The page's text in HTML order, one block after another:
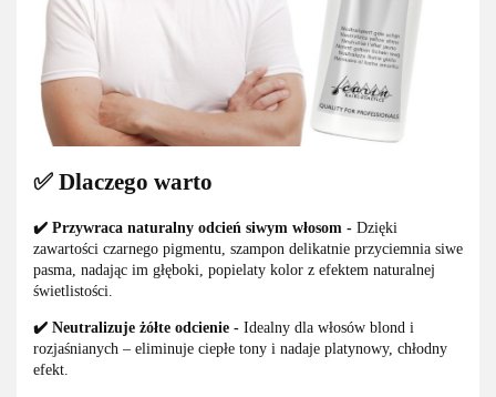
✅ Dlaczego warto
✔️ Przywraca naturalny odcień siwym włosom - Dzięki
zawartości czarnego pigmentu, szampon delikatnie przyciemnia siwe
pasma, nadając im głęboki, popielaty kolor z efektem naturalnej
świetlistości.
✔️ Neutralizuje żółte odcienie - Idealny dla włosów blond i
rozjaśnianych – eliminuje ciepłe tony i nadaje platynowy, chłodny
efekt.